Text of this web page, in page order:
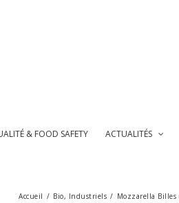
& FOOD SAFETY ACTUALITÉS
Accueil / Bio, Industriels / Mozzarella